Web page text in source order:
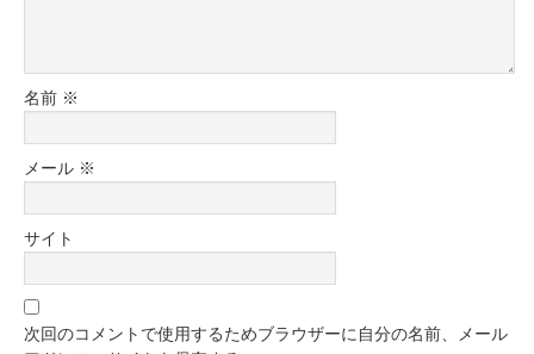
名前 ※
メール ※
サイト
次回のコメントで使用するためブラウザーに自分の名前、メール